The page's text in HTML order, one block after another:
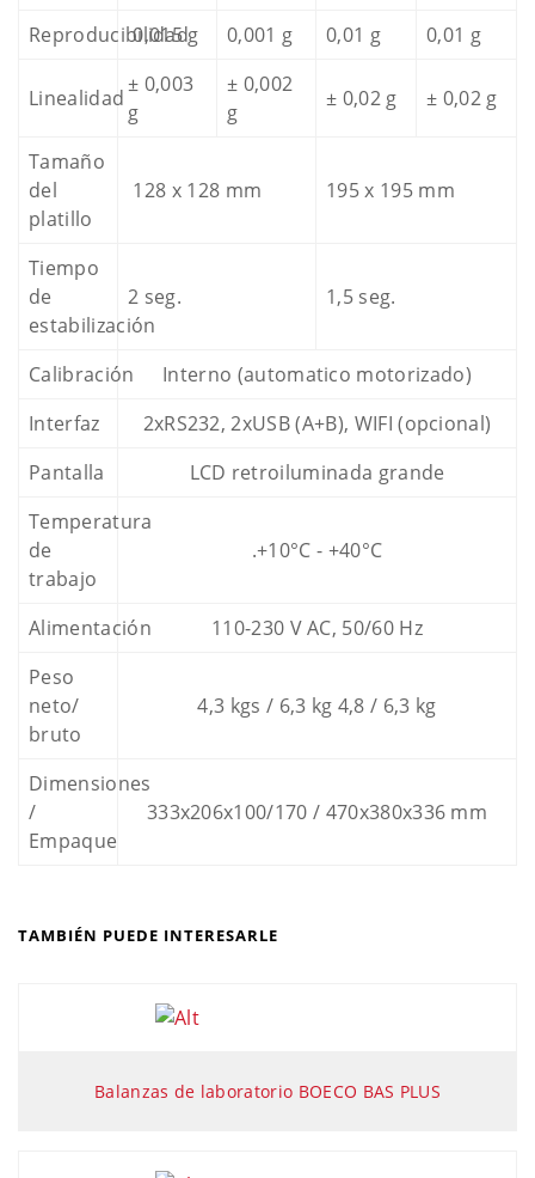
Reproducibilidad
0,015 g 0,001 g 0,01 g 0,01 g
Linealidad
± 0,003
g
± 0,002
g
± 0,02 g ± 0,02 g
Tamaño
del
platillo
128 x 128 mm 195 x 195 mm
Tiempo
de
estabilización
2 seg. 1,5 seg.
Calibración
Interno (automatico motorizado)
Interfaz
2xRS232, 2xUSB (A+B), WIFI (opcional)
Pantalla
LCD retroiluminada grande
Temperatura
de
trabajo
.+10°C - +40°C
Alimentación
110-230 V AC, 50/60 Hz
Peso
neto/
bruto
4,3 kgs / 6,3 kg 4,8 / 6,3 kg
Dimensiones
/
Empaque
333x206x100/170 / 470x380x336 mm
TAMBIÉN PUEDE INTERESARLE
Balanzas de laboratorio BOECO BAS PLUS